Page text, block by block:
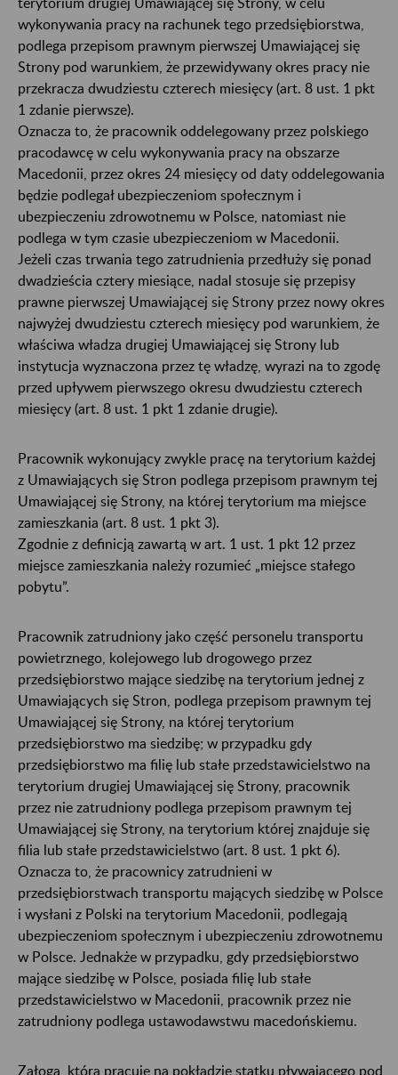
wykonywania pracy na rachunek tego przedsiębiorstwa,
podlega przepisom prawnym pierwszej Umawiającej się
Strony pod warunkiem, że przewidywany okres pracy nie
przekracza dwudziestu czterech miesięcy (art. 8 ust. 1 pkt
1 zdanie pierwsze).
Oznacza to, że pracownik oddelegowany przez polskiego
pracodawcę w celu wykonywania pracy na obszarze
Macedonii, przez okres 24 miesięcy od daty oddelegowania
będzie podlegał ubezpieczeniom społecznym i
ubezpieczeniu zdrowotnemu w Polsce, natomiast nie
podlega w tym czasie ubezpieczeniom w Macedonii.
Jeżeli czas trwania tego zatrudnienia przedłuży się ponad
dwadzieścia cztery miesiące, nadal stosuje się przepisy
prawne pierwszej Umawiającej się Strony przez nowy okres
najwyżej dwudziestu czterech miesięcy pod warunkiem, że
właściwa władza drugiej Umawiającej się Strony lub
instytucja wyznaczona przez tę władzę, wyrazi na to zgodę
przed upływem pierwszego okresu dwudziestu czterech
miesięcy (art. 8 ust. 1 pkt 1 zdanie drugie).
Pracownik wykonujący zwykle pracę na terytorium każdej
z Umawiających się Stron podlega przepisom prawnym tej
Umawiającej się Strony, na której terytorium ma miejsce
zamieszkania (art. 8 ust. 1 pkt 3).
Zgodnie z definicją zawartą w art. 1 ust. 1 pkt 12 przez
miejsce zamieszkania należy rozumieć „miejsce stałego
pobytu”.
Pracownik zatrudniony jako część personelu transportu
powietrznego, kolejowego lub drogowego przez
przedsiębiorstwo mające siedzibę na terytorium jednej z
Umawiających się Stron, podlega przepisom prawnym tej
Umawiającej się Strony, na której terytorium
przedsiębiorstwo ma siedzibę; w przypadku gdy
przedsiębiorstwo ma filię lub stałe przedstawicielstwo na
terytorium drugiej Umawiającej się Strony, pracownik
przez nie zatrudniony podlega przepisom prawnym tej
Umawiającej się Strony, na terytorium której znajduje się
filia lub stałe przedstawicielstwo (art. 8 ust. 1 pkt 6).
Oznacza to, że pracownicy zatrudnieni w
przedsiębiorstwach transportu mających siedzibę w Polsce
i wysłani z Polski na terytorium Macedonii, podlegają
ubezpieczeniom społecznym i ubezpieczeniu zdrowotnemu
w Polsce. Jednakże w przypadku, gdy przedsiębiorstwo
mające siedzibę w Polsce, posiada filię lub stałe
przedstawicielstwo w Macedonii, pracownik przez nie
zatrudniony podlega ustawodawstwu macedońskiemu.
Załoga, która pracuje na pokładzie statku pływającego pod